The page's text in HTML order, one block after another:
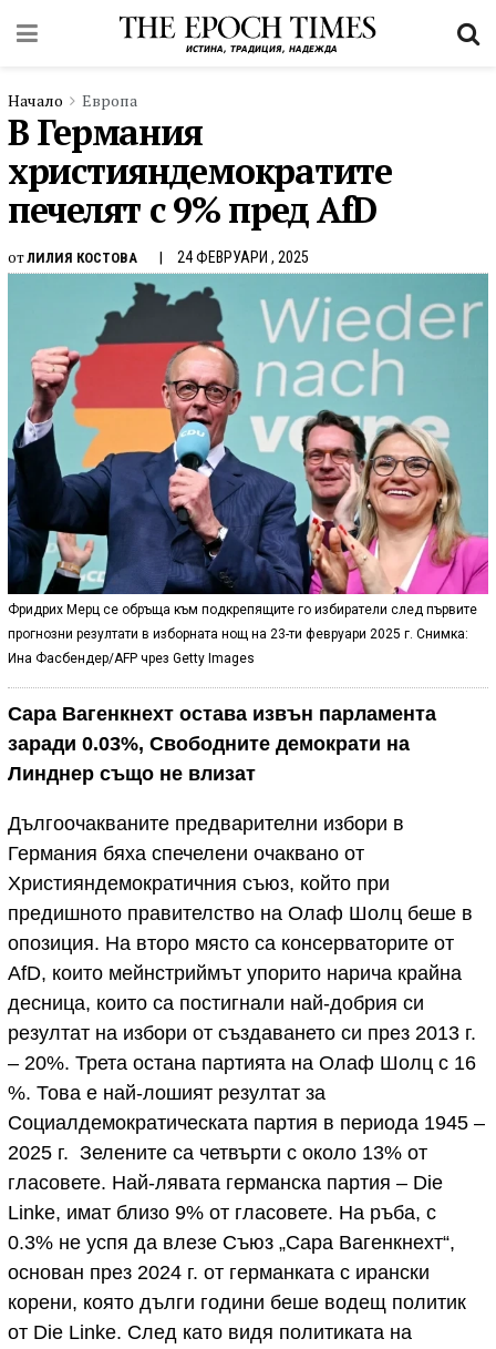
Начало Европа
В Германия
християндемократите
печелят с 9% пред AfD
отЛИЛИЯ КОСТОВА 24 ФЕВРУАРИ , 2025
Фридрих Мерц се обръща към подкрепящите го избиратели след първите
прогнозни резултати в изборната нощ на 23-ти февруари 2025 г. Снимка:
Ина Фасбендер/AFP чрез Getty Images
Сара Вагенкнехт остава извън парламента
заради 0.03%, Свободните демократи на
Линднер също не влизат
Дългоочакваните предварителни избори в
Германия бяха спечелени очаквано от
Християндемократичния съюз, който при
предишното правителство на Олаф Шолц беше в
опозиция. На второ място са консерваторите от
AfD, които мейнстриймът упорито нарича крайна
десница, които са постигнали най-добрия си
резултат на избори от създаването си през 2013 г.
– 20%. Трета остана партията на Олаф Шолц с 16
%. Това е най-лошият резултат за
Социалдемократическата партия в периода 1945 –
2025 г. Зелените са четвърти с около 13% от
гласовете. Най-лявата германска партия – Die
Linke, имат близо 9% от гласовете. На ръба, с
0.3% не успя да влезе Съюз „Сара Вагенкнехт“,
основан през 2024 г. от германката с ирански
корени, която дълги години беше водещ политик
от Die Linke. След като видя политиката на